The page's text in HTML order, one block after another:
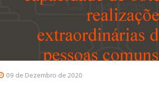
09 de Dezembro de 2020